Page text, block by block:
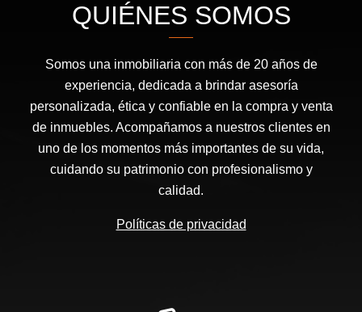
QUIÉNES SOMOS
Somos una inmobiliaria con más de 20 años de
experiencia, dedicada a brindar asesoría
personalizada, ética y confiable en la compra y venta
de inmuebles. Acompañamos a nuestros clientes en
uno de los momentos más importantes de su vida,
cuidando su patrimonio con profesionalismo y
calidad.
Políticas de privacidad